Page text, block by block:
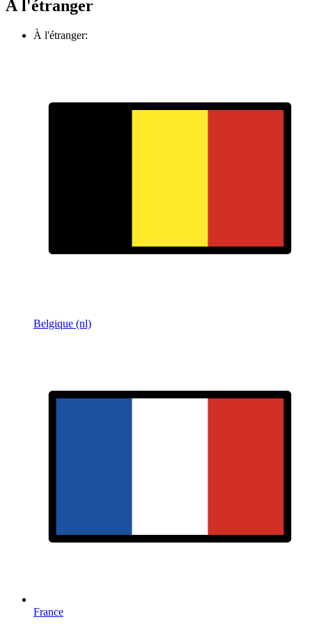
À l'étranger
À l'étranger:
Belgique (nl)
France